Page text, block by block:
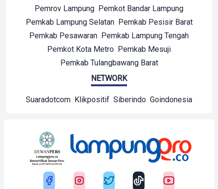
Pemrov Lampung Pemkot Bandar Lampung
Pemkab Lampung Selatan Pemkab Pesisir Barat
Pemkab Pesawaran Pemkab Lampung Tengah
Pemkot Kota Metro Pemkab Mesuji
Pemkab Tulangbawang Barat
NETWORK
Suaradotcom Klikpositif Siberindo Goindonesia